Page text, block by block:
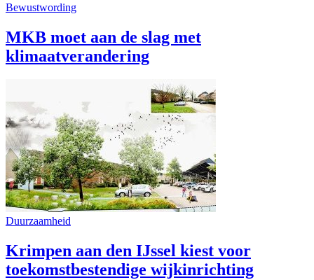
Bewustwording
MKB moet aan de slag met
klimaatverandering
Duurzaamheid
Krimpen aan den IJssel kiest voor
toekomstbestendige wijkinrichting